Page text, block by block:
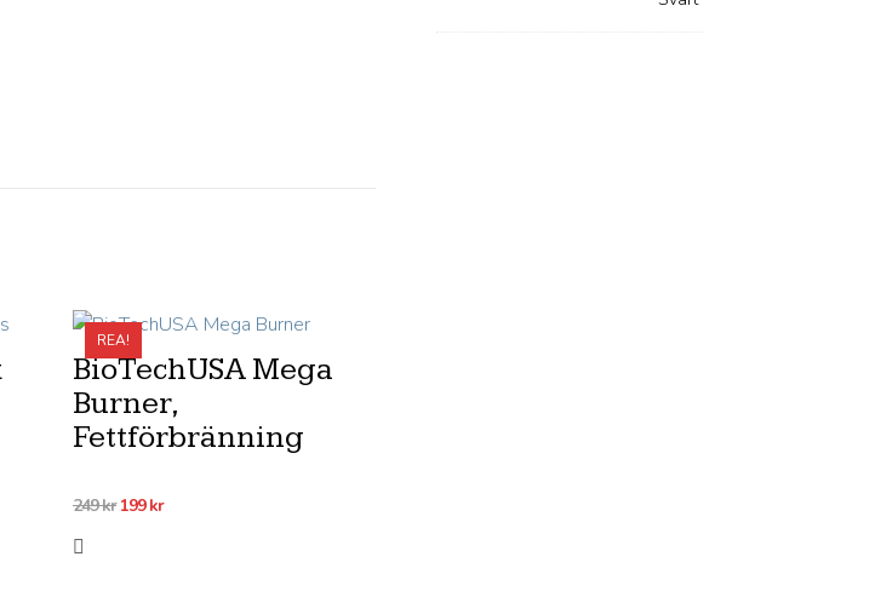
REA!
BioTechUSA Mega
Burner,
Fettförbränning
249kr Det
199krDet